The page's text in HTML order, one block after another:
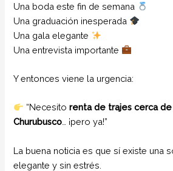
Una boda este fin de semana
Una graduación inesperada
Una gala elegante
Una entrevista importante
Y entonces viene la urgencia:
“Necesitorenta de trajes cerca de
Churubusco … ¡pero ya!”
La buena noticia es que sí existe una
elegante y sin estrés.